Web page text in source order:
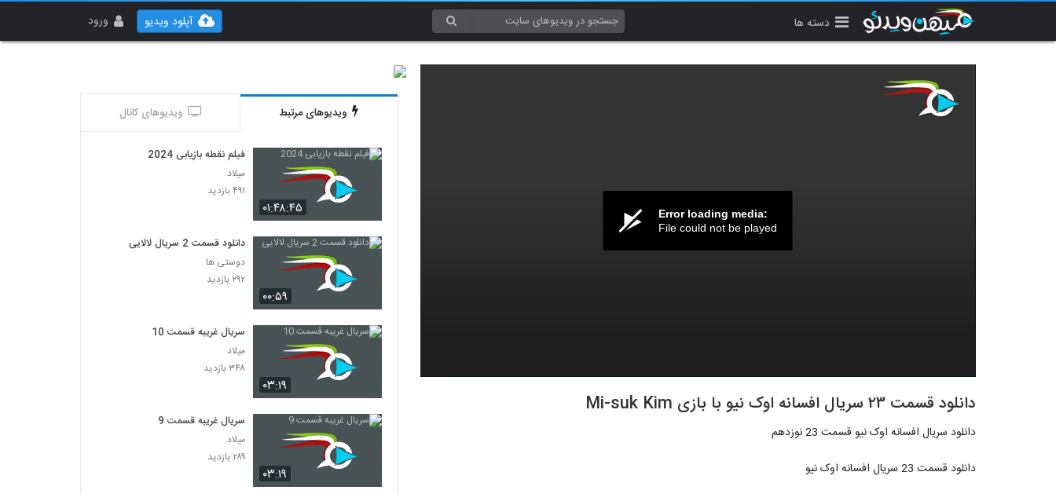
دسته ها ورود آپلود ویدیو
Error loading media:
File could not be played
دانلود قسمت ۲۳ سریال افسانه اوک نیو با بازی Mi-suk Kim
دانلود سریال افسانه اوک نیو قسمت 23 نوزدهم
دانلود قسمت 23 سریال افسانه اوک نیو
ویدیوهای مرتبط ویدیوهای کانال
۰۱:۴۸:۴۵
فیلم نقطه بازیابی 2024
میلاد
۴۹۱ بازدید
۰۰:۵۹
دانلود قسمت 2 سریال لالایی
دوستی ها
۲۹۲ بازدید
۰۳:۱۹
سریال غریبه قسمت 10
میلاد
۳۴۸ بازدید
۰۳:۱۹
سریال غریبه قسمت 9
میلاد
۲۸۹ بازدید